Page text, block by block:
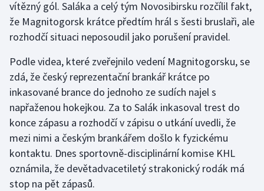
Futsal
Golf
Gymnastika
Házená
Jezdectví
Judo
vítězný gól. Saláka a celý tým Novosibirsku rozčílil fakt,
že Magnitogorsk krátce předtím hrál s šesti bruslaři, ale
rozhodčí situaci neposoudil jako porušení pravidel.
Podle videa, které zveřejnilo vedení Magnitogorsku, se
zdá, že český reprezentační brankář krátce po
inkasované brance do jednoho ze sudích najel s
napřaženou hokejkou. Za to Salák inkasoval trest do
konce zápasu a rozhodčí v zápisu o utkání uvedli, že
mezi nimi a českým brankářem došlo k fyzickému
kontaktu. Dnes sportovně-disciplinární komise KHL
oznámila, že devětadvacetiletý strakonický rodák má
stop na pět zápasů.